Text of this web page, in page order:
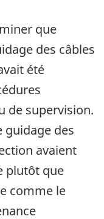
que
des câbles
été
de supervision.
guidage des
avaient
plutôt que
comme le